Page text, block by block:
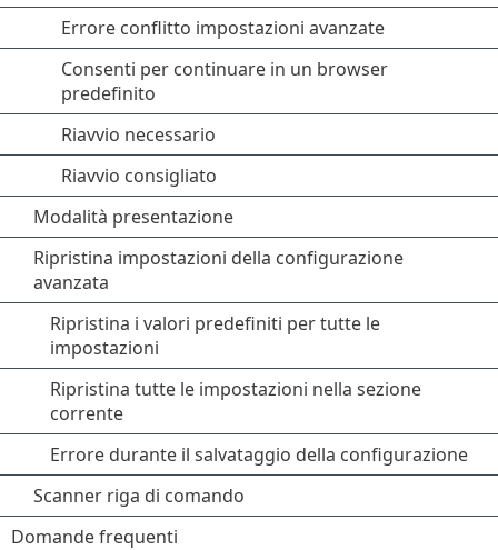
Errore conflitto impostazioni avanzate
Consenti per continuare in un browser
predefinito
Riavvio necessario
Riavvio consigliato
Modalità presentazione
Ripristina impostazioni della configurazione
avanzata
Ripristina i valori predefiniti per tutte le
impostazioni
Ripristina tutte le impostazioni nella sezione
corrente
Errore durante il salvataggio della configurazione
Scanner riga di comando
Domande frequenti